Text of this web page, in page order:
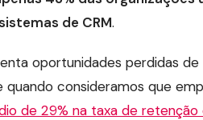
de CRM.
oportunidades perdidas
consideramos que
de 29% na taxa de